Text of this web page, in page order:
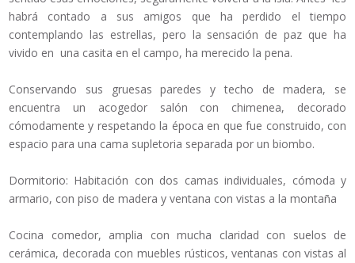
habrá contado a sus amigos que ha perdido el tiempo
contemplando las estrellas, pero la sensación de paz que ha
vivido en una casita en el campo, ha merecido la pena.
Conservando sus gruesas paredes y techo de madera, se
encuentra un acogedor salón con chimenea, decorado
cómodamente y respetando la época en que fue construido, con
espacio para una cama supletoria separada por un biombo.
Dormitorio: Habitación con dos camas individuales, cómoda y
armario, con piso de madera y ventana con vistas a la montaña
Cocina comedor, amplia con mucha claridad con suelos de
cerámica, decorada con muebles rústicos, ventanas con vistas al